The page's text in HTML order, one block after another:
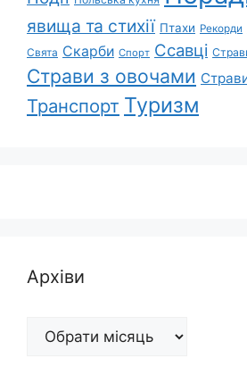
явища та стихії Птахи Рекорди
Свята Скарби Спорт Ссавці
Страви з овочами
Транспорт Туризм
Архіви
Архіви